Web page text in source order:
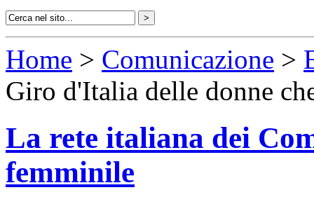
Home > Comunicazione >
Giro d'Italia delle donne
La rete italiana dei
femminile